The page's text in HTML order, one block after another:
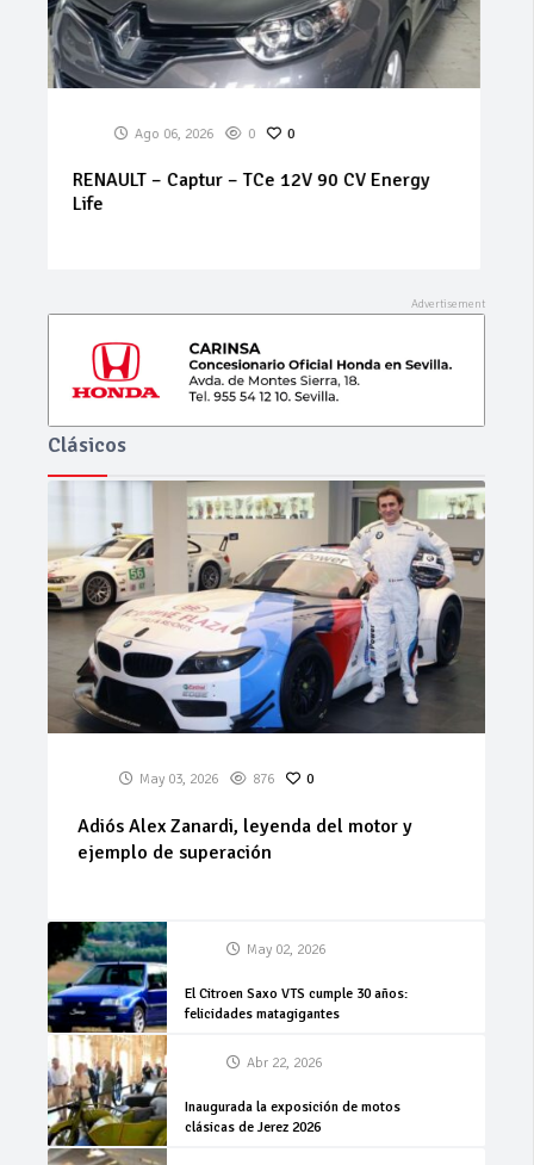
Ago 06, 2026 0 0
SEAT – Arona – 1.6 TDI CR 70 kWStart/Stop
Style
Clásicos
May 03, 2026 876 0
Adiós Alex Zanardi, leyenda del motor y
ejemplo de superación
May 02, 2026
El Citroen Saxo VTS cumple 30 años:
felicidades matagigantes
Abr 22, 2026
Inaugurada la exposición de motos
clásicas de Jerez 2026